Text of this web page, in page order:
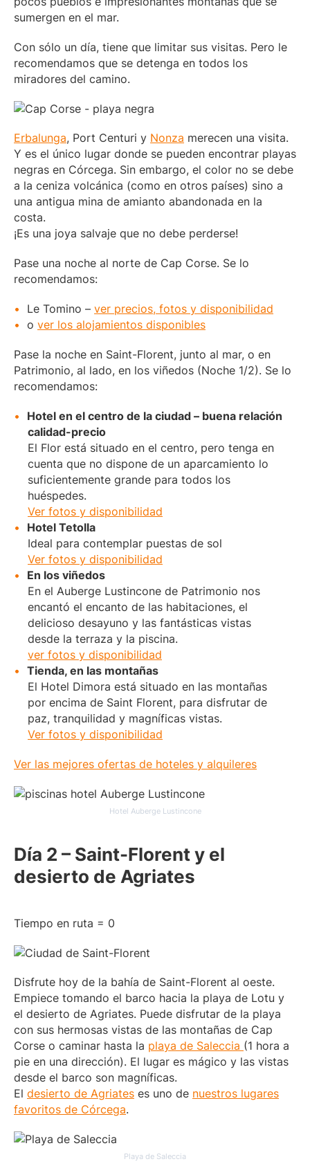
sumergen en el mar.
Con sólo un día, tiene que limitar sus visitas. Pero le
recomendamos que se detenga en todos los
miradores del camino.
Erbalunga, Port Centuri y Nonza merecen una visita.
Y es el único lugar donde se pueden encontrar playas
negras en Córcega. Sin embargo, el color no se debe
a la ceniza volcánica (como en otros países) sino a
una antigua mina de amianto abandonada en la
costa.
¡Es una joya salvaje que no debe perderse!
Pase una noche al norte de Cap Corse. Se lo
recomendamos:
Le Tomino – ver precios, fotos y disponibilidad
o ver los alojamientos disponibles
Pase la noche en Saint-Florent, junto al mar, o en
Patrimonio, al lado, en los viñedos (Noche 1/2). Se lo
recomendamos:
Hotel en el centro de la ciudad – buena relación
calidad-precio
El Flor está situado en el centro, pero tenga en
cuenta que no dispone de un aparcamiento lo
suficientemente grande para todos los
huéspedes.
Ver fotos y disponibilidad
Hotel Tetolla
Ideal para contemplar puestas de sol
Ver fotos y disponibilidad
En los viñedos
En el Auberge Lustincone de Patrimonio nos
encantó el encanto de las habitaciones, el
delicioso desayuno y las fantásticas vistas
desde la terraza y la piscina.
ver fotos y disponibilidad
Tienda, en las montañas
El Hotel Dimora está situado en las montañas
por encima de Saint Florent, para disfrutar de
paz, tranquilidad y magníficas vistas.
Ver fotos y disponibilidad
Ver las mejores ofertas de hoteles y alquileres
Hotel Auberge Lustincone
Día 2 – Saint-Florent y el
desierto de Agriates
Tiempo en ruta = 0
Disfrute hoy de la bahía de Saint-Florent al oeste.
Empiece tomando el barco hacia la playa de Lotu y
el desierto de Agriates. Puede disfrutar de la playa
con sus hermosas vistas de las montañas de Cap
Corse o caminar hasta la playa de Saleccia (1 hora a
pie en una dirección). El lugar es mágico y las vistas
desde el barco son magníficas.
El desierto de Agriates es uno de nuestros lugares
favoritos de Córcega.
Playa de Saleccia